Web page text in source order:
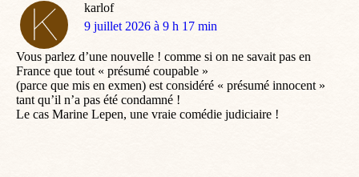
karlof
dit
9 juillet 2026 à 9 h 17 min
Vous parlez d’une nouvelle ! comme si on ne savait pas en
France que tout « présumé coupable »
(parce que mis en exmen) est considéré « présumé innocent »
tant qu’il n’a pas été condamné !
Le cas Marine Lepen, une vraie comédie judiciaire !